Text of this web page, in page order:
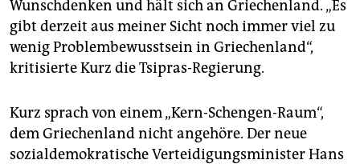
Wunschdenken und hält sich an Griechenland. „Es
gibt derzeit aus meiner Sicht noch immer viel zu
wenig Problembewusstsein in Griechenland“,
kritisierte Kurz die Tsipras-Regierung.
Kurz sprach von einem „Kern-Schengen-Raum“,
dem Griechenland nicht angehöre. Der neue
sozialdemokratische Verteidigungsminister Hans